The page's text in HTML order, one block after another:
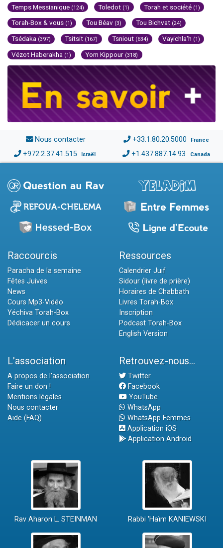
Temps Messianique (124) Toledot (1) Torah et société (1)
Torah-Box & vous (1) Tou Béav (3) Tou Bichvat (24)
Tsédaka (397) Tsitsit (167) Tsniout (634) Vayichla'h (1)
Vézot Haberakha (1) Yom Kippour (318)
Nous contacter +33.1.80.20.5000 France
+972.2.37.41.515 Israël +1.437.887.14.93 Canada
Raccourcis
Paracha de la semaine
Fêtes Juives
News
Cours Mp3-Vidéo
Yéchiva Torah-Box
Dédicacer un cours
Ressources
Calendrier Juif
Sidour (livre de prière)
Horaires de Chabbath
Livres Torah-Box
Inscription
Podcast Torah-Box
English Version
L'association
A propos de l'association
Faire un don !
Mentions légales
Nous contacter
Aide (FAQ)
Retrouvez-nous...
Twitter
Facebook
YouTube
WhatsApp
WhatsApp Femmes
Application iOS
Application Android
Rav Aharon L. STEINMAN Rabbi 'Haïm KANIEWSKI